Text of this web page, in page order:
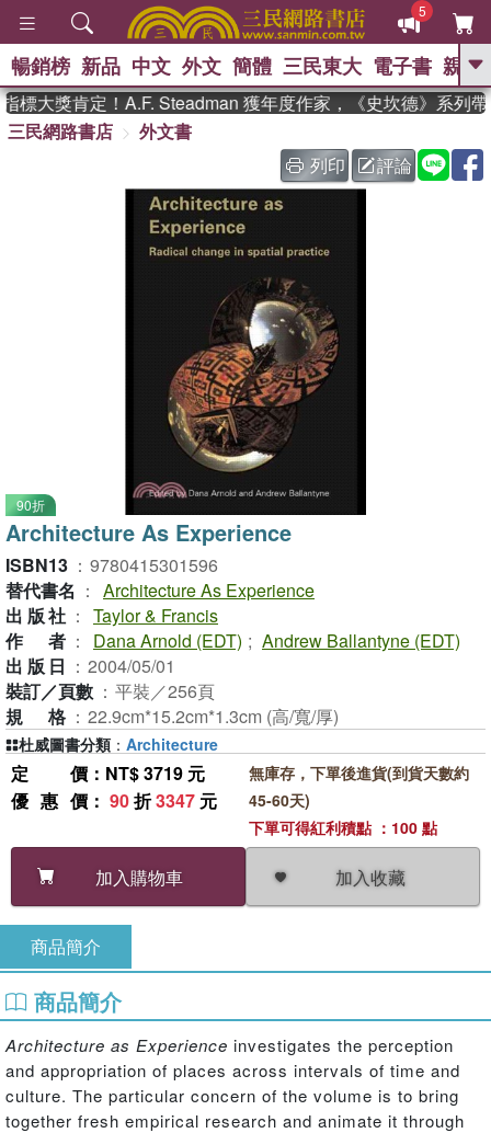
5
GO
The Odyssey 、 父親節 、 如果歷
史是一群喵 、 暑期推薦 、 國際布克
獎 臺灣漫遊錄
登輝時代
偉大的迷走神經
暢銷榜 新品 中文 外文 簡體 三民東大 電子書 親子
大獎肯定！A.F. Steadman 獲年度作家，《史坎德》系列帶
三民網路書店
外文書
列印
評論
90折
Architecture As Experience
ISBN13 ： 9780415301596
替代書名 ： Architecture As Experience
出版社 ： Taylor & Francis
作者 ： Dana Arnold (EDT) ; Andrew Ballantyne (EDT)
出版日 ： 2004/05/01
裝訂／頁數 ： 平裝／256頁
規格 ： 22.9cm*15.2cm*1.3cm (高/寬/厚)
定價 ：NT$ 3719 元
優惠價 ： 90折3347 元
加入購物車 加入收藏
無庫存，下單後進貨(到貨天數約
45-60天)
下單可得紅利積點 ：100 點
杜威圖書分類 ： Architecture
商品簡介
商品簡介
Architecture as Experience investigates the perception
and appropriation of places across intervals of time and
culture. The particular concern of the volume is to bring
together fresh empirical research and animate it through